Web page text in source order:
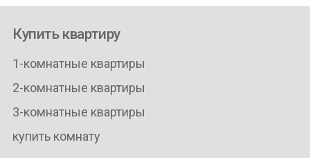
Купить квартиру
1-комнатные квартиры
2-комнатные квартиры
3-комнатные квартиры
купить комнату